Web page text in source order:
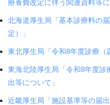
療養費改定に伴う関連資料等に
北海道厚生局「基本診療料の
定）」
東北厚生局「令和8年度診療（
東海北陸厚生局「令和8年度
出等について」
近畿厚生局「施設基準等の届